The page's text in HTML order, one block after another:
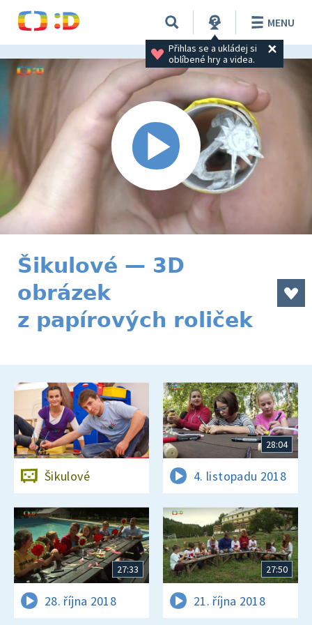
Přihlas se a ukládej si
oblíbené hry a videa.
MENU
Šikulové — 3D
obrázek
z papírových roliček
Šikulové
28:04
4. listopadu 2018
27:33
28. října 2018
27:50
21. října 2018